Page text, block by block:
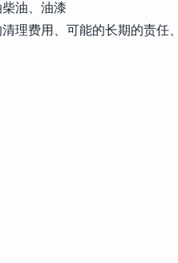
油、油漆
理费用、可能的长期的责任